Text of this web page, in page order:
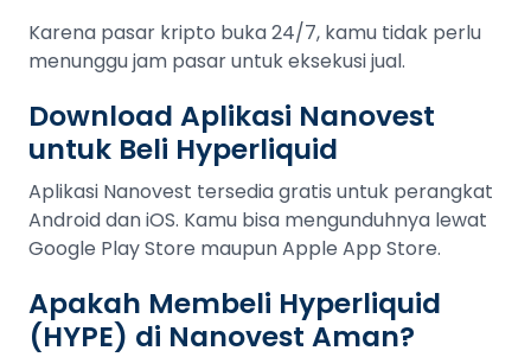
Karena pasar kripto buka 24/7, kamu tidak perlu
menunggu jam pasar untuk eksekusi jual.
Download Aplikasi Nanovest
untuk Beli Hyperliquid
Aplikasi Nanovest tersedia gratis untuk perangkat
Android dan iOS. Kamu bisa mengunduhnya lewat
Google Play Store maupun Apple App Store.
Apakah Membeli Hyperliquid
(HYPE) di Nanovest Aman?